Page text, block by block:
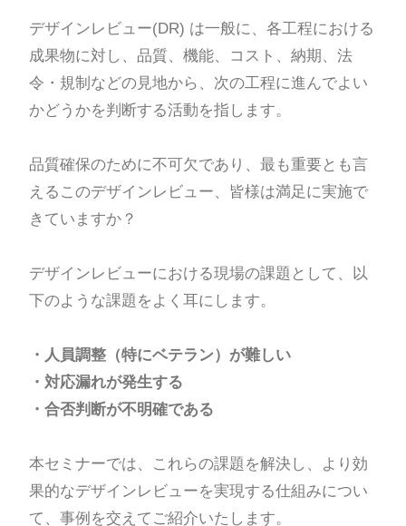
デザインレビュー(DR) は一般に、各工程における
成果物に対し、品質、機能、コスト、納期、法
令・規制などの見地から、次の工程に進んでよい
かどうかを判断する活動を指します。
品質確保のために不可欠であり、最も重要とも言
えるこのデザインレビュー、皆様は満足に実施で
きていますか？
デザインレビューにおける現場の課題として、以
下のような課題をよく耳にします。
・人員調整（特にベテラン）が難しい
・対応漏れが発生する
・合否判断が不明確である
本セミナーでは、これらの課題を解決し、より効
果的なデザインレビューを実現する仕組みについ
て、事例を交えてご紹介いたします。